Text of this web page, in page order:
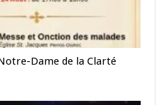
Notre-Dame de la Clarté